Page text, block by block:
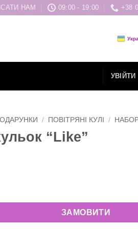
НАМ 09:00 - 19:00 +38
УВІЙТИ
/ ПОВІТРЯНІ КУЛІ /
“Like”
ЗАМОВИТИ